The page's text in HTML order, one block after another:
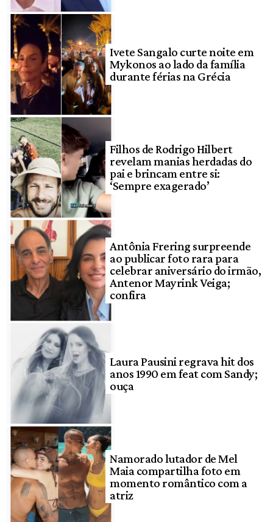
Ivete Sangalo curte noite em
Mykonos ao lado da família
durante férias na Grécia
Filhos de Rodrigo Hilbert
revelam manias herdadas do
pai e brincam entre si:
‘Sempre exagerado’
Antônia Frering surpreende
ao publicar foto rara para
celebrar aniversário do irmão,
Antenor Mayrink Veiga;
confira
Laura Pausini regrava hit dos
anos 1990 em feat com Sandy;
ouça
Namorado lutador de Mel
Maia compartilha foto em
momento romântico com a
atriz